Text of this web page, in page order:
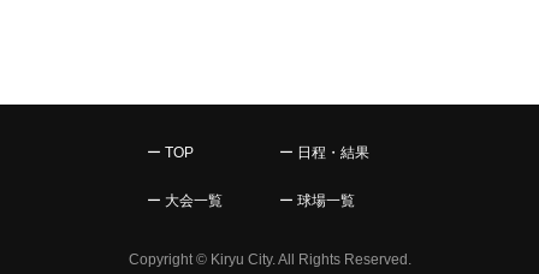
ー TOP ー 日程・結果
ー 大会一覧 ー 球場一覧
Copyright © Kiryu City. All Rights Reserved.